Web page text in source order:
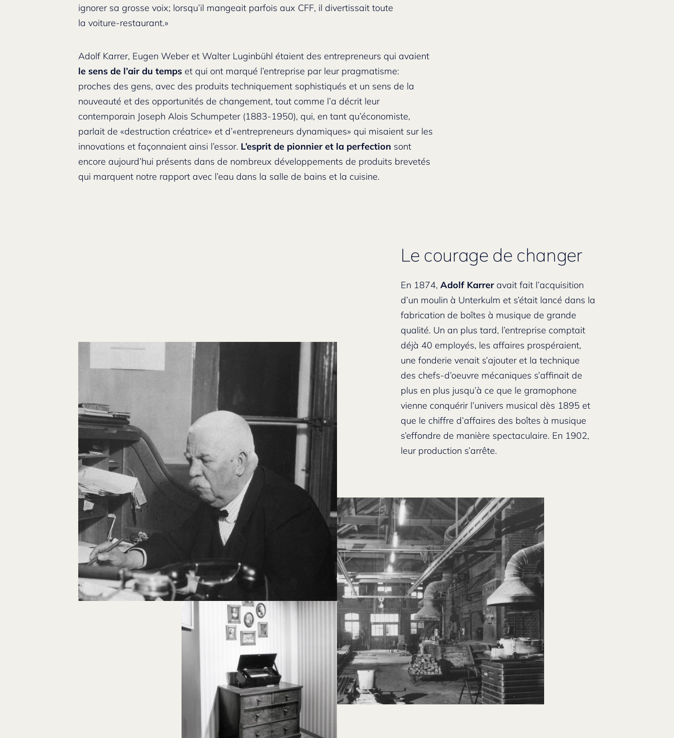
ignorer sa grosse voix; lorsqu’il mangeait parfois aux CFF, il divertissait toute
la voiture-restaurant.»
Adolf Karrer, Eugen Weber et Walter Luginbühl étaient des entrepreneurs qui avaient
le sens de l’air du temps et qui ont marqué l’entreprise par leur pragmatisme:
proches des gens, avec des produits techniquement sophistiqués et un sens de la
nouveauté et des opportunités de changement, tout comme l’a décrit leur
contemporain Joseph Alois Schumpeter (1883-1950), qui, en tant qu’économiste,
parlait de «destruction créatrice» et d’«entrepreneurs dynamiques» qui misaient sur les
innovations et façonnaient ainsi l’essor. L’esprit de pionnier et la perfection sont
encore aujourd’hui présents dans de nombreux développements de produits brevetés
qui marquent notre rapport avec l’eau dans la salle de bains et la cuisine.
Le courage de changer
En 1874,Adolf Karrer avait fait l’acquisition
d’un moulin à Unterkulm et s’était lancé dans la
fabrication de boîtes à musique de grande
qualité. Un an plus tard, l’entreprise comptait
déjà 40 employés, les affaires prospéraient,
une fonderie venait s’ajouter et la technique
des chefs-d’oeuvre mécaniques s’affinait de
plus en plus jusqu’à ce que le gramophone
vienne conquérir l’univers musical dès 1895 et
que le chiffre d’affaires des boîtes à musique
s’effondre de manière spectaculaire. En 1902,
leur production s’arrête.